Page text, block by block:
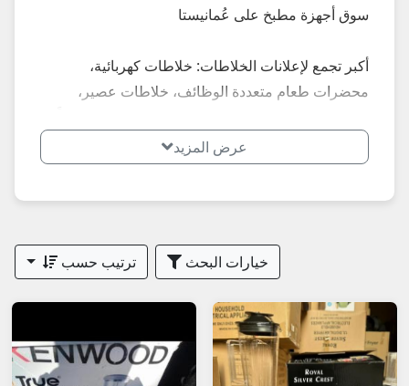
سوق أجهزة مطبخ على عُمانيستا
أكبر تجمع لإعلانات الخلاطات: خلاطات كهربائية،
محضرات طعام متعددة الوظائف، خلاطات عصير،
ريال للجديدة.
- خلاطات عصير وعصارات
- محضرات طعام متعددة (تقطيع، عجن)
- أجهزة مستعملة بحالة ممتازة
**نصائح مهمة عند شراء خلاط في عُمان 2026:**
عرض المزيد
خيارات البحث ترتيب حسب